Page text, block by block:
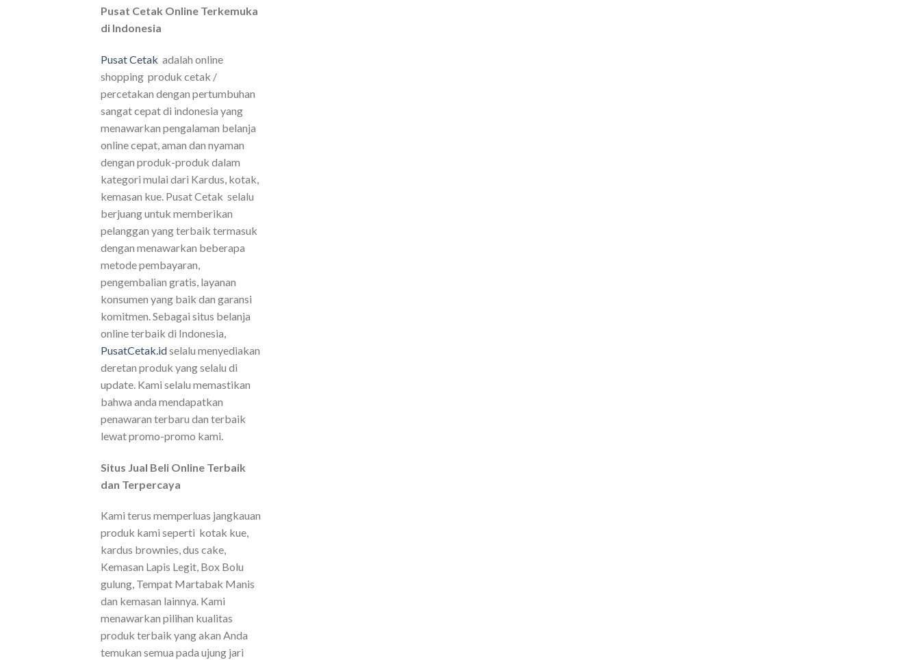
Pusat Cetak Online Terkemuka
di Indonesia
Pusat Cetak adalah online
shopping produk cetak /
percetakan dengan pertumbuhan
sangat cepat di indonesia yang
menawarkan pengalaman belanja
online cepat, aman dan nyaman
dengan produk-produk dalam
kategori mulai dari Kardus, kotak,
kemasan kue. Pusat Cetak selalu
berjuang untuk memberikan
pelanggan yang terbaik termasuk
dengan menawarkan beberapa
metode pembayaran,
pengembalian gratis, layanan
konsumen yang baik dan garansi
komitmen. Sebagai situs belanja
online terbaik di Indonesia,
PusatCetak.idselalu menyediakan
deretan produk yang selalu di
update. Kami selalu memastikan
bahwa anda mendapatkan
penawaran terbaru dan terbaik
lewat promo-promo kami.
Situs Jual Beli Online Terbaik
dan Terpercaya
Kami terus memperluas jangkauan
produk kami seperti kotak kue,
kardus brownies, dus cake,
Kemasan Lapis Legit, Box Bolu
gulung, Tempat Martabak Manis
dan kemasan lainnya. Kami
menawarkan pilihan kualitas
produk terbaik yang akan Anda
temukan semua pada ujung jari